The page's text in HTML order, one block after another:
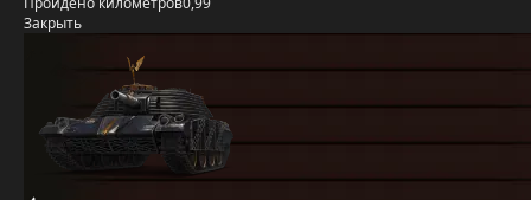
Закрыть